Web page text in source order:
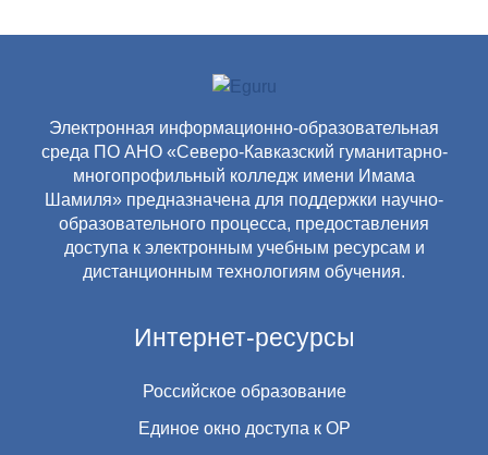
Электронная информационно-образовательная
среда ПО АНО «Северо-Кавказский гуманитарно-
многопрофильный колледж имени Имама
Шамиля» предназначена для поддержки научно-
образовательного процесса, предоставления
доступа к электронным учебным ресурсам и
дистанционным технологиям обучения.
Интернет-ресурсы
Российское образование
Единое окно доступа к ОР